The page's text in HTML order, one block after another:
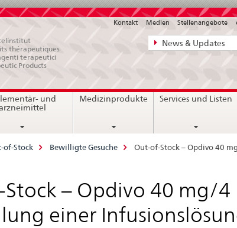
News,
Kontakt
News & Updates
Kontakt Medien Stellenangebote
thérapeutiques
terapeutici
Products
und
Medizinprodukte Services und Listen
of-Stock Bewilligte Gesuche Out-of-Stock – Opdivo 40
– Opdivo 40 mg/
einer